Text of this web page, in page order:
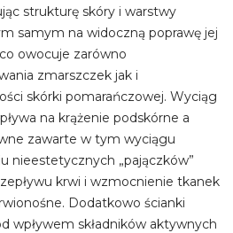
strukturę skóry i warstwy
samym na widoczną poprawę jej
owocuje zarówno
zmarszczek jak i
skórki pomarańczowej. Wyciąg
na krążenie podskórne a
zawarte w tym wyciągu
nieestetycznych „pajączków”
krwi i wzmocnienie tkanek
Dodatkowo ścianki
wpływem składników aktywnych